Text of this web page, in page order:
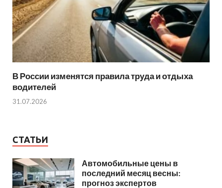
В России изменятся правила труда и отдыха
водителей
31.07.2026
СТАТЬИ
Автомобильные цены в
последний месяц весны:
прогноз экспертов